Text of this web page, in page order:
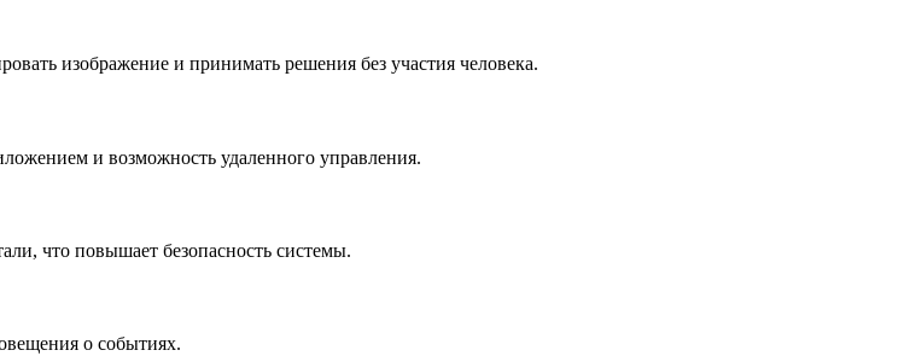
изображение и принимать решения без участия человека.
и возможность удаленного управления.
что повышает безопасность системы.
о событиях.